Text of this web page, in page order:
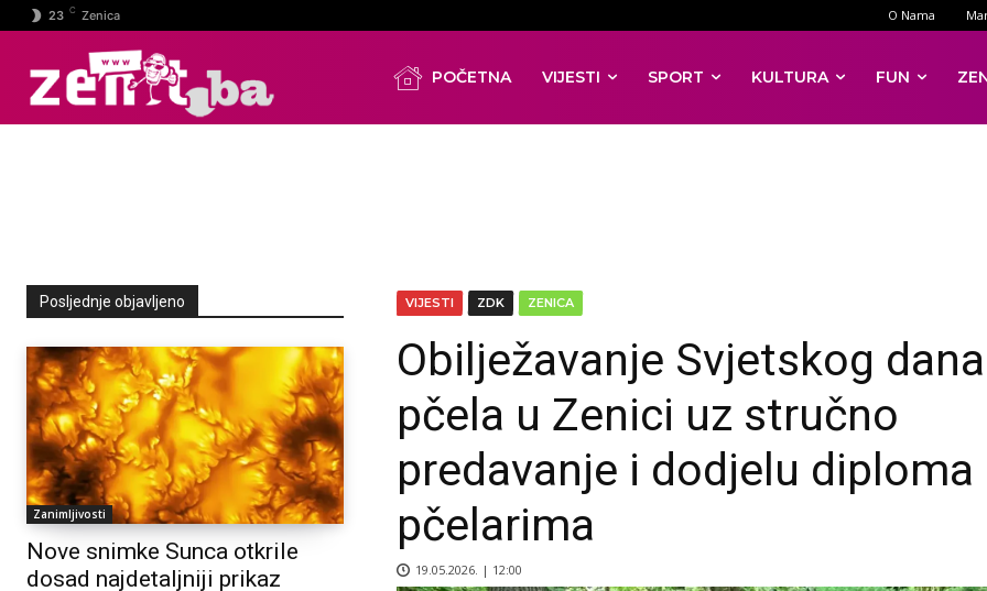
23 C Zenica O Nama
POČETNA VIJESTI SPORT KULTURA FUN
Posljednje objavljeno
Zanimljivosti
Nove snimke Sunca otkrile
dosad najdetaljniji prikaz
VIJESTI ZDK ZENICA
Obilježavanje Svjetskog dana
pčela u Zenici uz stručno
predavanje i dodjelu diploma
pčelarima
19.05.2026. | 12:00